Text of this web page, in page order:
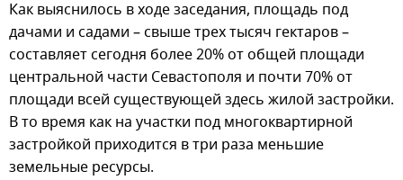
Как выяснилось в ходе заседания, площадь под
дачами и садами – свыше трех тысяч гектаров –
составляет сегодня более 20% от общей площади
центральной части Севастополя и почти 70% от
площади всей существующей здесь жилой застройки.
В то время как на участки под многоквартирной
застройкой приходится в три раза меньшие
земельные ресурсы.